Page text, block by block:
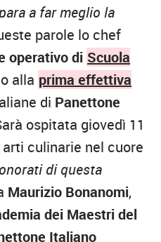
a far meglio la
parole lo chef
operativo di Scuola
alla prima effettiva
di Panettone
ospitata giovedì 11
culinarie nel cuore
di questa
Maurizio Bonanomi,
dei Maestri del
Italiano